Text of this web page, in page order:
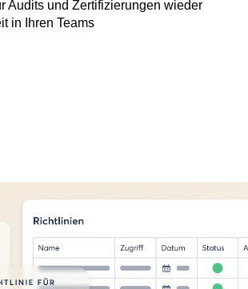
Audits und Zertifizierungen wieder
in Ihren Teams